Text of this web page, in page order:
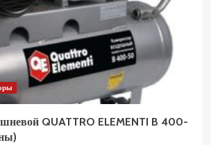
QUATTRO ELEMENTI B 400-